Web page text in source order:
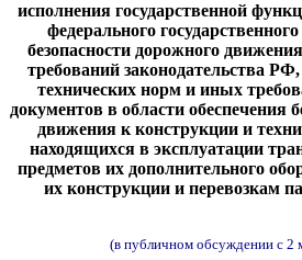
исполнения государственной
федерального
безопасности дорожного
требований законодательства
технических норм и иных
документов в области обеспечения
движения к конструкции и
находящихся в эксплуатации
предметов их дополнительного
их конструкции и перевозкам
(в публичном обсуждении с 2